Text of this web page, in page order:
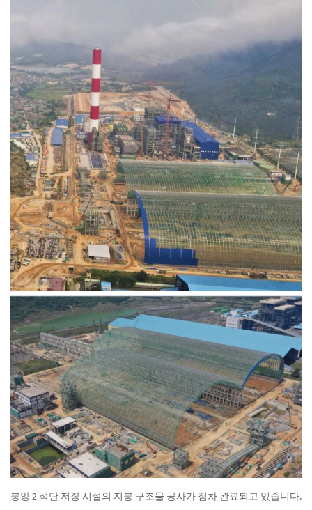
붕앙 2 석탄 저장 시설의 지붕 구조물 공사가 점차 완료되고 있습니다.